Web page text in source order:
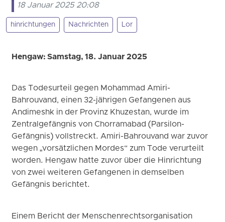
18 Januar 2025 20:08
hinrichtungen Nachrichten Lor
Hengaw: Samstag, 18. Januar 2025
Das Todesurteil gegen Mohammad Amiri-
Bahrouvand, einen 32-jährigen Gefangenen aus
Andimeshk in der Provinz Khuzestan, wurde im
Zentralgefängnis von Chorramabad (Parsilon-
Gefängnis) vollstreckt. Amiri-Bahrouvand war zuvor
wegen „vorsätzlichen Mordes“ zum Tode verurteilt
worden. Hengaw hatte zuvor über die Hinrichtung
von zwei weiteren Gefangenen in demselben
Gefängnis berichtet.
Einem Bericht der Menschenrechtsorganisation